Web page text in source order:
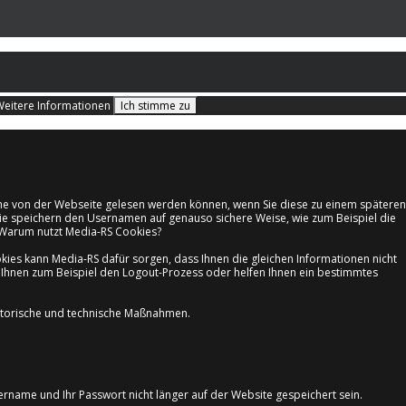
Informationen Ich stimme zu
der Webseite gelesen werden können, wenn Sie diese zu einem späteren
den Usernamen auf genauso sichere Weise, wie zum Beispiel die
nutzt Media-RS Cookies?
kann Media-RS dafür sorgen, dass Ihnen die gleichen Informationen nicht
zum Beispiel den Logout-Prozess oder helfen Ihnen ein bestimmtes
und technische Maßnahmen.
und Ihr Passwort nicht länger auf der Website gespeichert sein.